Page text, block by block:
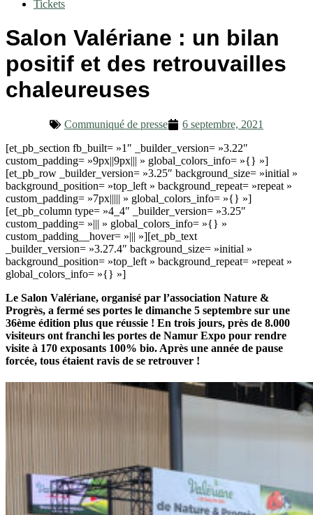
Tickets
Salon Valériane : un bilan
positif et des retrouvailles
chaleureuses
Communiqué de presse
6 septembre, 2021
[et_pb_section fb_built= »1″ _builder_version= »3.22″
custom_padding= »9px||9px||| » global_colors_info= »{} »]
[et_pb_row _builder_version= »3.25″ background_size= »initial »
background_position= »top_left » background_repeat= »repeat »
custom_padding= »7px||||| » global_colors_info= »{} »]
[et_pb_column type= »4_4″ _builder_version= »3.25″
custom_padding= »||| » global_colors_info= »{} »
custom_padding__hover= »||| »][et_pb_text
_builder_version= »3.27.4″ background_size= »initial »
background_position= »top_left » background_repeat= »repeat »
global_colors_info= »{} »]
Le Salon Valériane, organisé par l’association Nature &
Progrès, a fermé ses portes le dimanche 5 septembre sur une
36ème édition plus que réussie ! En trois jours, près de 8.000
visiteurs ont franchi les portes de Namur Expo pour rendre
visite à 170 exposants 100% bio. Après une année de pause
forcée, tous étaient ravis de se retrouver !